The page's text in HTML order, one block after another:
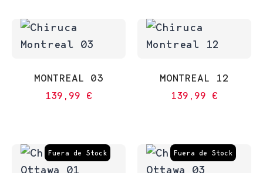
MONTREAL 03
139,99 €
MONTREAL 12
139,99 €
Fuera de Stock Fuera de Stock